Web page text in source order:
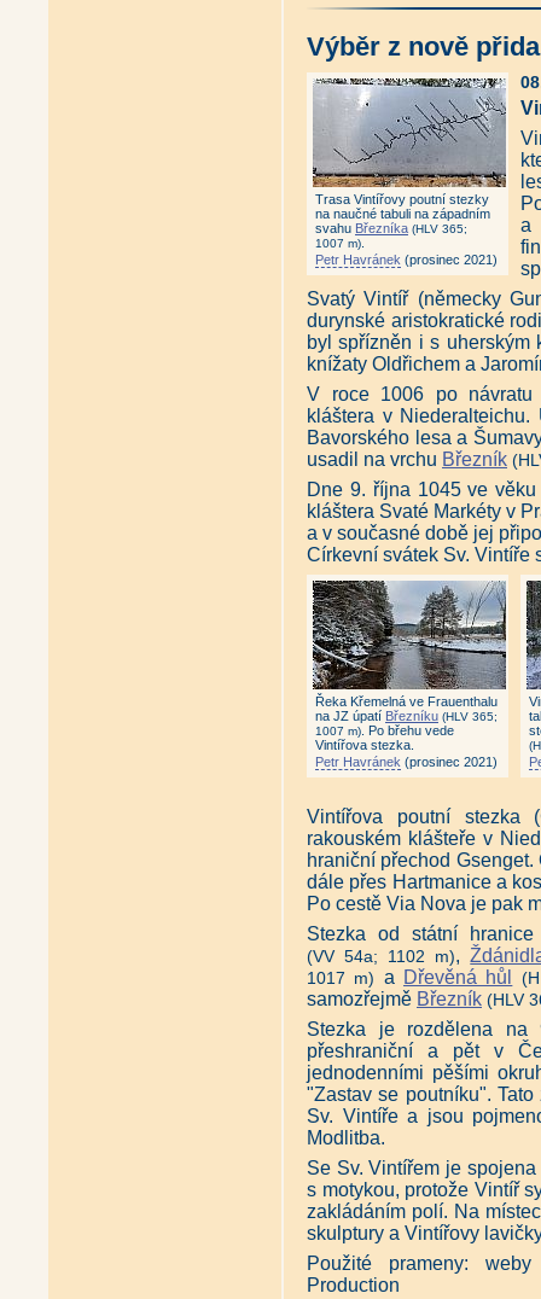
Výběr z nově
Trasa Vintířovy poutní stezky
na naučné tabuli na západním
svahu Březníka (HLV 365;
1007 m)
Petr Havránek (prosinec 2021)
a
Svatý Vintíř (německy
durynské aristokratické
byl spřízněn i s uherským
knížaty Oldřichem a
V roce 1006 po návratu
kláštera v
Bavorského lesa a
usadil na vrchu Březník
Dne 9. října 1045 ve
kláštera Svaté Markéty v
a v současné době jej
Církevní svátek Sv. Vintíře
Řeka Křemelná ve Frauenthalu
na JZ úpatí Březníku (HLV 365;
1007 m) . Po břehu vede
Vintířova stezka.
Petr Havránek (prosinec 2021)
Vintířova poutní stezka
rakouském klášteře v
hraniční přechod
dále přes Hartmanice a
Po cestě Via Nova je pak
Stezka od státní
(VV 54a; 1102 m),
1017 m) a Dřevěná hůl
samozřejmě Březník (HLV
Stezka je rozdělena na
přeshraniční a pět v
jednodenními pěšími
"Zastav se poutníku".
Sv. Vintíře a jsou
Modlitba.
Se Sv. Vintířem je
s motykou, protože Vintíř
zakládáním polí. Na
skulptury a Vintířovy
Použité prameny:
Production